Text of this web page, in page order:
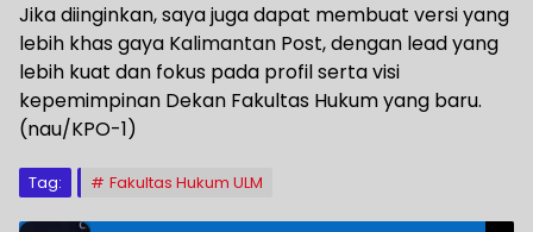
Jika diinginkan, saya juga dapat membuat versi yang
lebih khas gaya Kalimantan Post, dengan lead yang
lebih kuat dan fokus pada profil serta visi
kepemimpinan Dekan Fakultas Hukum yang baru.
(nau/KPO-1)
Tag: Fakultas Hukum ULM